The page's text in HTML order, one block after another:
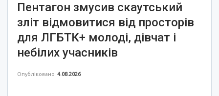
Пентагон змусив скаутський
зліт відмовитися від просторів
для ЛГБТК+ молоді, дівчат і
небілих учасників
Опубліковано 4.08.2026